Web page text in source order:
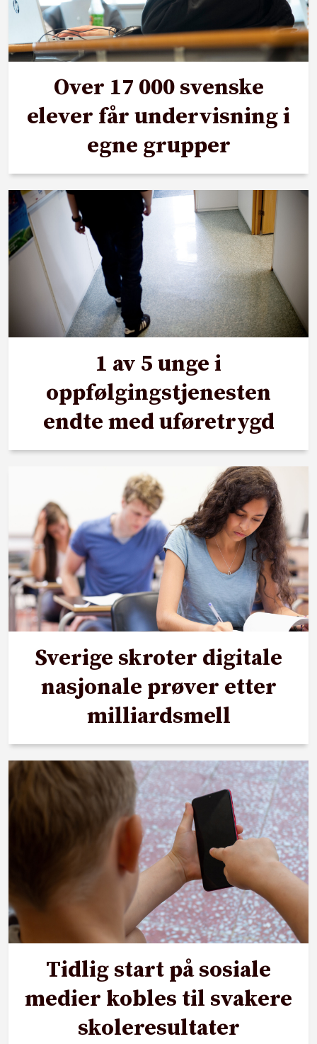
Over 17 000 svenske
elever får undervisning i
egne grupper
1 av 5 unge i
oppfølgingstjenesten
endte med uføretrygd
Sverige skroter digitale
nasjonale prøver etter
milliardsmell
Tidlig start på sosiale
medier kobles til svakere
skoleresultater